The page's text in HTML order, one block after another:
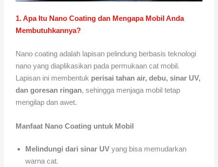
1. Apa Itu Nano Coating dan Mengapa Mobil Anda
Membutuhkannya?
Nano coating adalah lapisan pelindung berbasis teknologi
nano yang diaplikasikan pada permukaan cat mobil.
Lapisan ini membentuk perisai tahan air, debu, sinar UV,
dan goresan ringan, sehingga menjaga mobil tetap
mengilap dan awet.
Manfaat Nano Coating untuk Mobil
Melindungi dari sinar UV yang bisa memudarkan
warna cat.